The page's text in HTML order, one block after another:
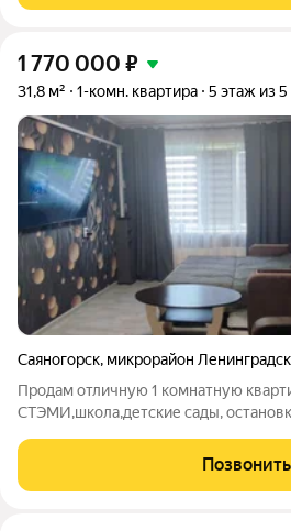
1 770 000 ₽
31,8 м² 1-комн. квартира 5 этаж из 5
Саяногорск, микрорайон
Продам отличную 1 комнатную
СТЭМИ,школа,детские сады,
Позвонить